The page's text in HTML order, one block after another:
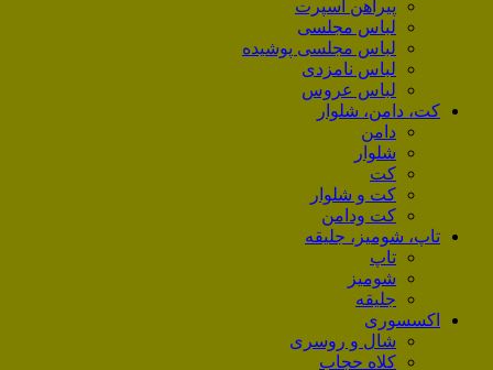
پیراهن اسپرت
لباس مجلسی
لباس مجلسی پوشیده
لباس نامزدی
لباس عروس
کت، دامن، شلوار
دامن
شلوار
کت
کت و شلوار
کت ودامن
تاپ، شومیز، جلیقه
تاپ
شومیز
جلیقه
اکسسوری
شال و روسری
کلاه حجاب